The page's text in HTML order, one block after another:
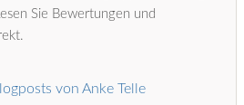
Sie Bewertungen und
von Anke Telle